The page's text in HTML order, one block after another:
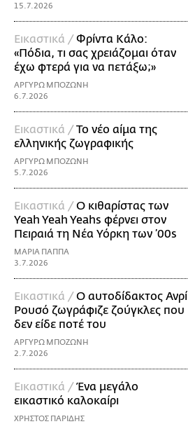
15.7.2026
Εικαστικά /Φρίντα Κάλο:
«Πόδια, τι σας χρειάζομαι όταν
έχω φτερά για να πετάξω;»
ΑΡΓΥΡΩ ΜΠΟΖΩΝΗ
6.7.2026
Εικαστικά /Το νέο αίμα της
ελληνικής ζωγραφικής
ΑΡΓΥΡΩ ΜΠΟΖΩΝΗ
5.7.2026
Εικαστικά /Ο κιθαρίστας των
Yeah Yeah Yeahs φέρνει στον
Πειραιά τη Νέα Υόρκη των ’00s
ΜΑΡΙΑ ΠΑΠΠΑ
3.7.2026
Εικαστικά /Ο αυτοδίδακτος Ανρί
Ρουσό ζωγράφιζε ζούγκλες που
δεν είδε ποτέ του
ΑΡΓΥΡΩ ΜΠΟΖΩΝΗ
2.7.2026
Εικαστικά /Ένα μεγάλο
εικαστικό καλοκαίρι
ΧΡΗΣΤΟΣ ΠΑΡΙΔΗΣ